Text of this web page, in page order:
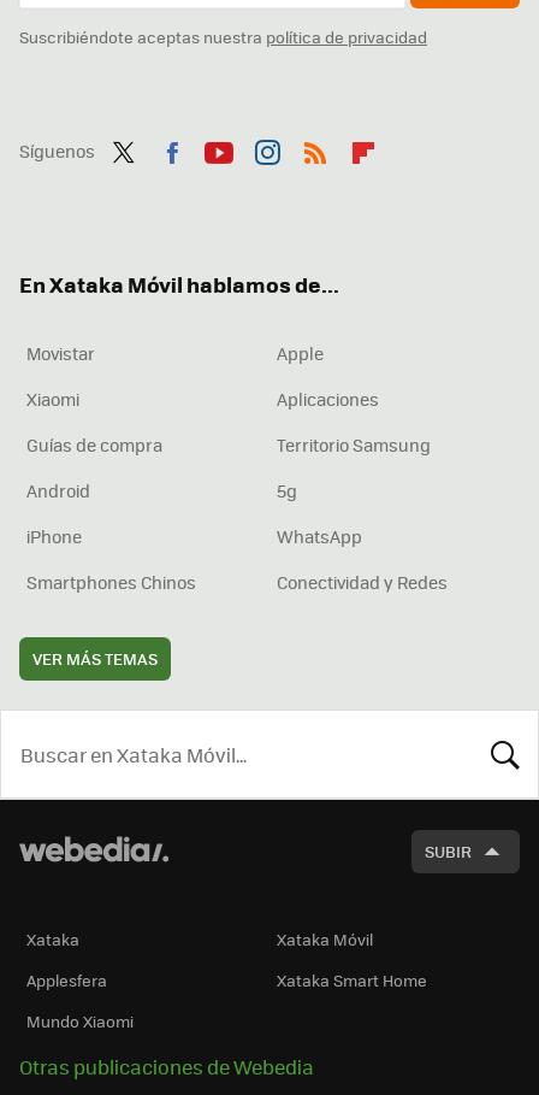
Suscribiéndote aceptas nuestra política de privacidad
Síguenos
En Xataka Móvil hablamos de...
Movistar
Apple
Xiaomi
Aplicaciones
Guías de compra
Territorio Samsung
Android
5g
iPhone
WhatsApp
Smartphones Chinos
Conectividad y Redes
VER MÁS TEMAS
SUBIR
Xataka
Xataka Móvil
Applesfera
Xataka Smart Home
Mundo Xiaomi
Otras publicaciones de Webedia